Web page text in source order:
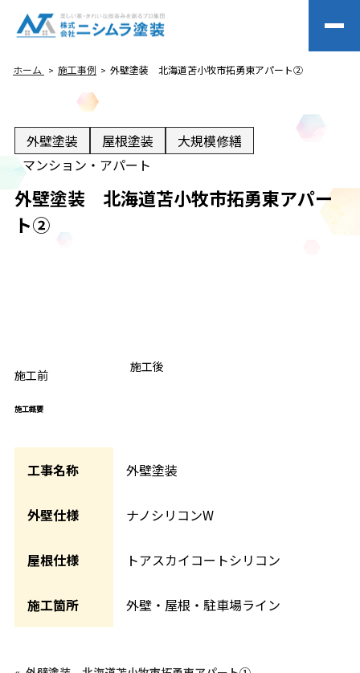
ホーム 施工事例 外壁塗装 北海道苫小牧市拓勇東アパート②
外壁塗装 屋根塗装
大規模修繕
マンション・アパート
外壁塗装 北海道苫小牧市拓勇東アパー
ト②
施工前
AFTER
施工後
施工概要
工事名称 外壁塗装
外壁仕様 ナノシリコンW
屋根仕様 トアスカイコートシリコン
施工箇所 外壁・屋根・駐車場ライン